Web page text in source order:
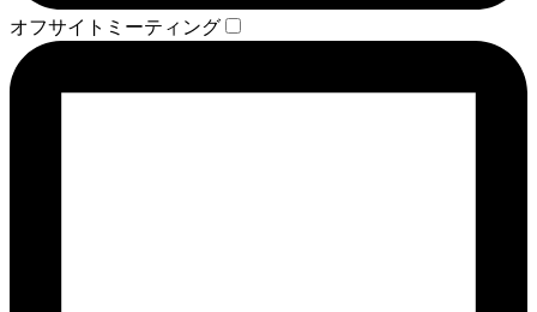
オフサイトミーティング